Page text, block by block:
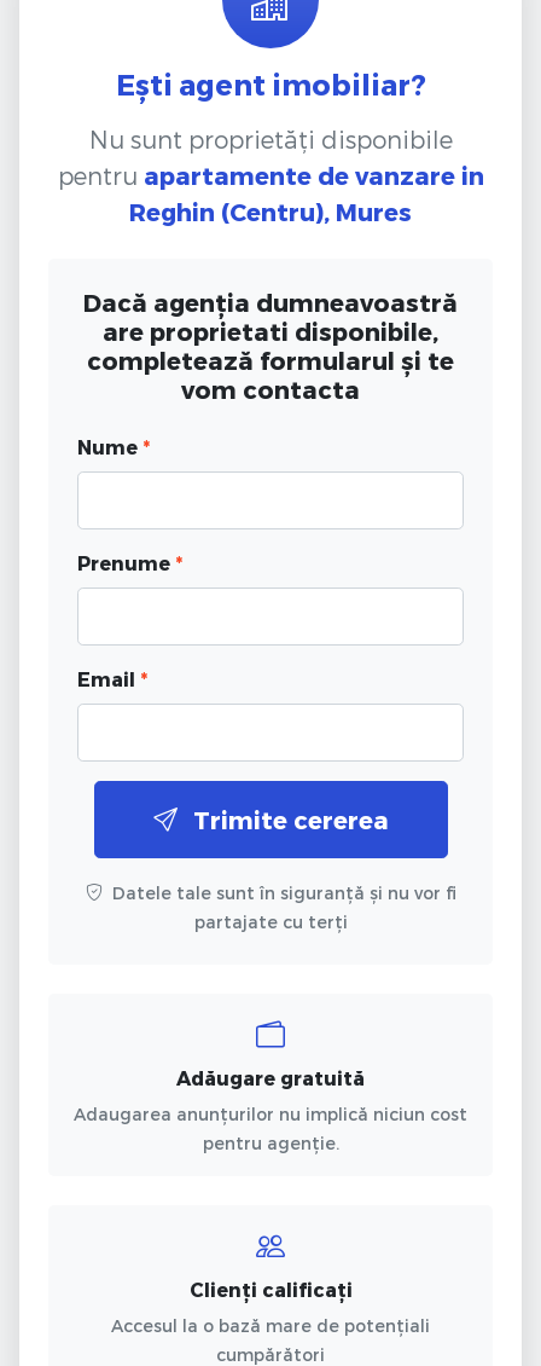
Ești agent imobiliar?
Nu sunt proprietăți disponibile
pentru apartamente de vanzare in
Reghin (Centru), Mures
Dacă agenția dumneavoastră
are proprietati disponibile,
completează formularul și te
vom contacta
Nume *
Prenume *
Email *
Trimite cererea
Datele tale sunt în siguranță și nu vor fi
partajate cu terți
Adăugare gratuită
Adaugarea anunțurilor nu implică niciun cost
pentru agenție.
Clienți calificați
Accesul la o bază mare de potențiali
cumpărători